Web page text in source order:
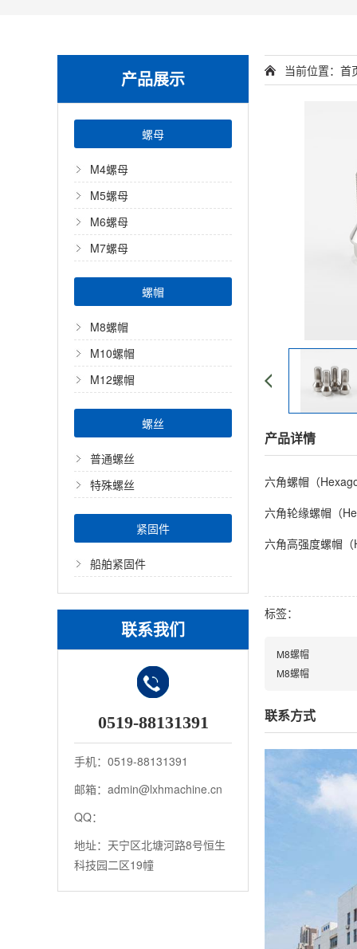
产品展示
螺母
M4螺母
M5螺母
M6螺母
M7螺母
螺帽
M8螺帽
M10螺帽
M12螺帽
螺丝
普通螺丝
特殊螺丝
紧固件
船舶紧固件
联系我们
0519-88131391
手机：0519-88131391
邮箱：admin@lxhmachine.cn
QQ：
地址：天宁区北塘河路8号恒生
科技园二区19幢
当前位置： 首
产品详情
六角螺帽（
六角轮缘螺帽（
六角高强度螺帽
标签：
M8螺帽
M8螺帽
联系方式